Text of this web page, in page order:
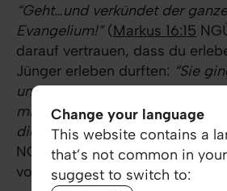
“Geht…und verkündet der
Evangelium!”(Markus 16:15
darauf vertrauen, dass du
Jünger erleben durften: “Sie
und verkündeten das
mit und bekräftigte das Wort
die die Verkündigung
NGÜ)Sei mutig! Und freu dich
voller WUNDER-voller
Change your language
This website contains a
that’s not common in
suggest to switch to: